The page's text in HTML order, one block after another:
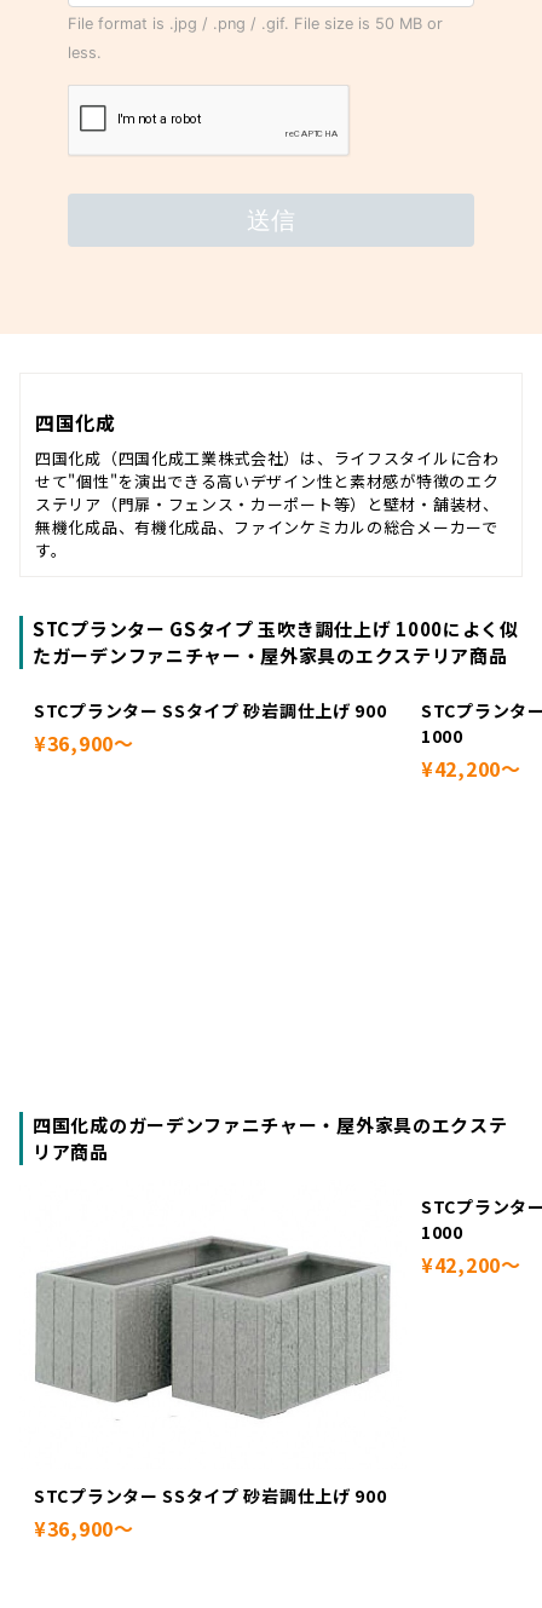
四国化成
四国化成（四国化成工業株式会社）は、ライフスタイルに合わ
せて"個性"を演出できる高いデザイン性と素材感が特徴のエク
ステリア（門扉・フェンス・カーポート等）と壁材・舗装材、
無機化成品、有機化成品、ファインケミカルの総合メーカーで
す。
STCプランター GSタイプ 玉吹き調仕上げ 1000によく似
たガーデンファニチャー・屋外家具のエクステリア商品
STCプランター SSタイプ 砂岩調仕上げ 900
¥36,900～
STCプランタ
1000
¥42,200～
四国化成のガーデンファニチャー・屋外家具のエクステ
リア商品
STCプランター SSタイプ 砂岩調仕上げ 900
¥36,900～
STCプランタ
1000
¥42,200～